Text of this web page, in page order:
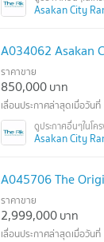
Asakan City
A034062 Asakan
ราคาขาย
850,000บาท
Asakan City
A045706 The
ราคาขาย
2,999,000บาท